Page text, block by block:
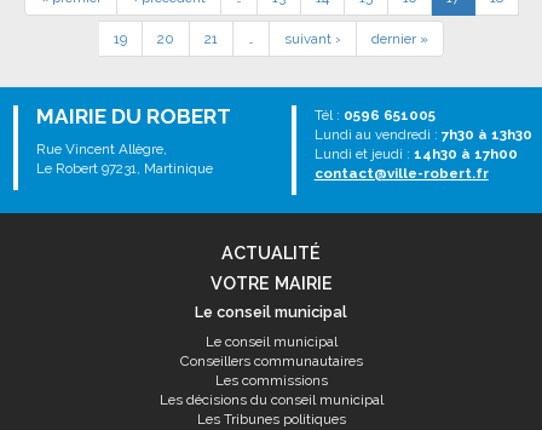
19 20 21 … suivant › dernier »
MAIRIE DU ROBERT
Rue Vincent Allègre,
Le Robert 97231, Martinique
Tél : 0596 651005
Lundi au vendredi : 7h30 à 13h30
Lundi et jeudi : 14h30 à 17h00
contact@ville-robert.fr
ACTUALITÉ
VOTRE MAIRIE
Le conseil municipal
Le conseil municipal
Conseillers communautaires
Les commissions
Les décisions du conseil municipal
Les Tribunes politiques